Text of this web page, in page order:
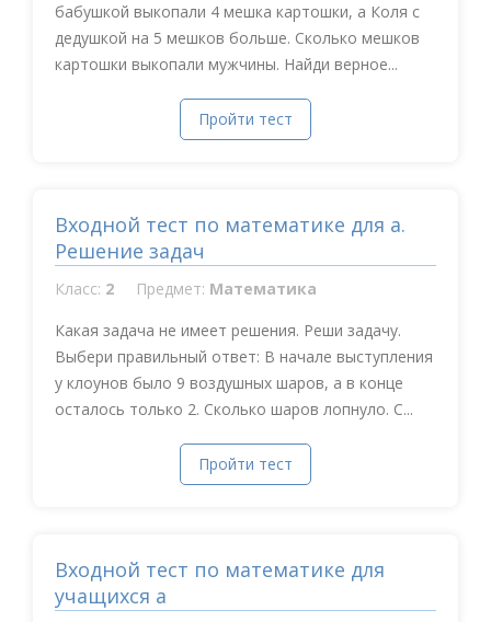
бабушкой выкопали 4 мешка картошки, а Коля с
дедушкой на 5 мешков больше. Сколько мешков
картошки выкопали мужчины. Найди верное...
Пройти тест
Входной тест по математике для а.
Решение задач
Класс: 2 Предмет: Математика
Какая задача не имеет решения. Реши задачу.
Выбери правильный ответ: В начале выступления
у клоунов было 9 воздушных шаров, а в конце
осталось только 2. Сколько шаров лопнуло. С...
Пройти тест
Входной тест по математике для
учащихся а